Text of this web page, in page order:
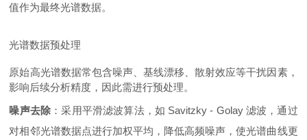
值作为最终光谱数据。
光谱数据预处理
原始高光谱数据常包含噪声、基线漂移、散射效应等干扰因素，
影响后续分析精度，因此需进行预处理。
噪声去除 ：采用平滑滤波算法，如 Savitzky - Golay 滤波，通过
对相邻光谱数据点进行加权平均，降低高频噪声，使光谱曲线更